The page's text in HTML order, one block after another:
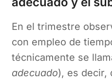
En el trimestre
con empleo de
técnicamente se
adecuado), es decir,